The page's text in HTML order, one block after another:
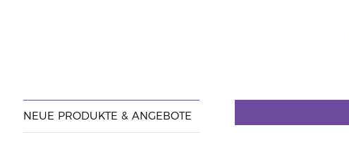
NEUE PRODUKTE & ANGEBOTE